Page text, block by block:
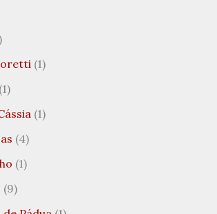
(1)
(1)
(4)
(1)
(9)